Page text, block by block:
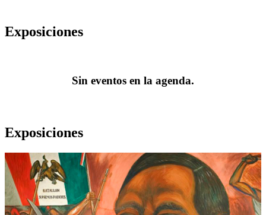
Exposiciones
Sin eventos en la agenda.
Exposiciones